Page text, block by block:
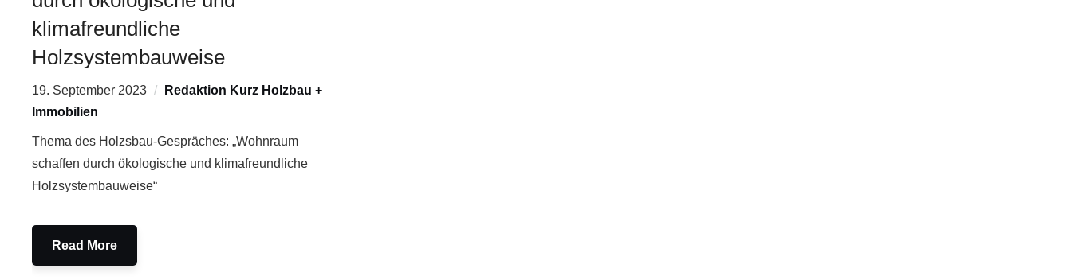
klimafreundliche
Holzsystembauweise
19. September 2023
Redaktion Kurz Holzbau +
Immobilien
Thema des Holzsbau-Gespräches: „Wohnraum
schaffen durch ökologische und klimafreundliche
Holzsystembauweise“
Read More